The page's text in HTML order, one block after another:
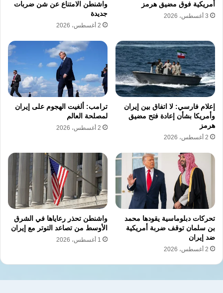
تواصل جهودها في الرصد والتصدي لهذه
الاستهدافات الغاشمة، بهدف الحفاظ على أمن
نسخ الرابط
أمريكية فوق مضيق هرمز
3 أغسطس، 2026
واشنطن الامتناع عن شن ضربات
جديدة
2 أغسطس، 2026
إعلام فارسي: لا اتفاق بين إيران
وأمريكا بشأن إعادة فتح مضيق
هرمز
2 أغسطس، 2026
ترامب: ألغيت الهجوم على إيران
لمصلحة العالم
2 أغسطس، 2026
تحركات دبلوماسية يقودها محمد
بن سلمان توقف ضربة أمريكية
ضد إيران
2 أغسطس، 2026
واشنطن تحذر رعاياها في الشرق
الأوسط من تصاعد التوتر مع إيران
1 أغسطس، 2026